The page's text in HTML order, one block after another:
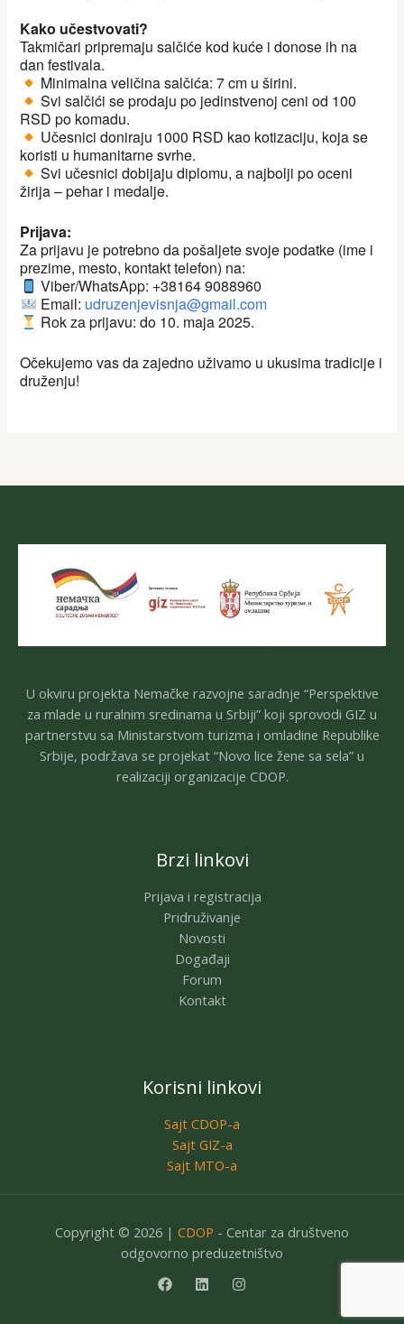
Kako učestvovati?
Takmičari pripremaju salčiće kod kuće i donose ih na
dan festivala.
Minimalna veličina salčića: 7 cm u širini.
Svi salčići se prodaju po jedinstvenoj ceni od 100
RSD po komadu.
Učesnici doniraju 1000 RSD kao kotizaciju, koja se
koristi u humanitarne svrhe.
Svi učesnici dobijaju diplomu, a najbolji po oceni
žirija – pehar i medalje.
Prijava:
Za prijavu je potrebno da pošaljete svoje podatke (ime i
prezime, mesto, kontakt telefon) na:
Viber/WhatsApp: +38164 9088960
Email: udruzenjevisnja@gmail.com
Rok za prijavu: do 10. maja 2025.
Očekujemo vas da zajedno uživamo u ukusima tradicije i
druženju!
U okviru projekta Nemačke razvojne saradnje “Perspektive
za mlade u ruralnim sredinama u Srbiji” koji sprovodi GIZ u
partnerstvu sa Ministarstvom turizma i omladine Republike
Srbije, podržava se projekat “Novo lice žene sa sela” u
realizaciji organizacije CDOP.
Brzi linkovi
Prijava i registracija
Pridruživanje
Novosti
Događaji
Forum
Kontakt
Korisni linkovi
Sajt CDOP-a
Sajt GIZ-a
Sajt MTO-a
Copyright © 2026 | CDOP - Centar za društveno
odgovorno preduzetništvo